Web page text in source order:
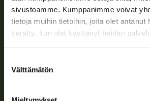
sivustoamme. Kumppanimme voivat
tietoja muihin tietoihin, joita olet antanut
kerätty, kun olet käyttänyt heidän
valinta
Välttämätön
Suomen riistakeskus edistää kestävää
riistanhoitoyhdistysten toimintaa ja huolehtii
Tietoa meistä